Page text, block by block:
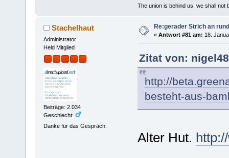
The union is behind us, we shall not
Stachelhaut
Administrator
Held Mitglied
Beiträge: 2.034
Geschlecht:
Danke für das Gespräch.
Re:gerader Strich an
« Antwort #81 am: 18.
Zitat von:
http://
besteht-aus-
Alter Hut.